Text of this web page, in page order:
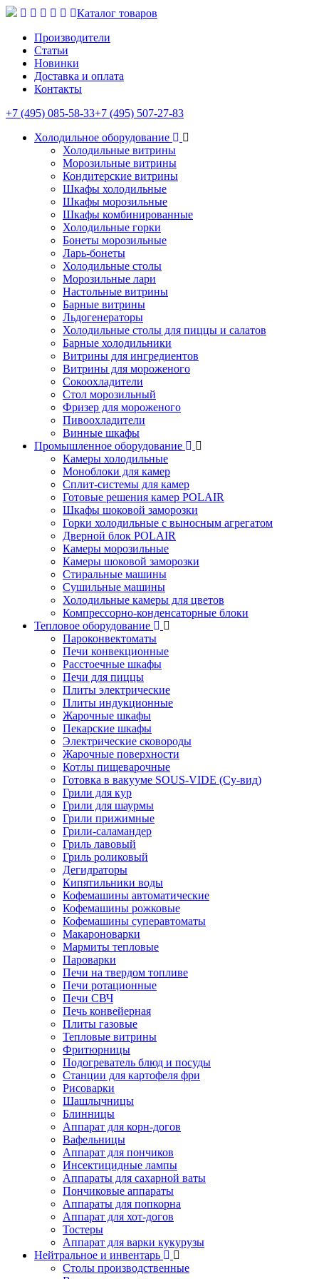
Каталог товаров
Производители
Статьи
Новинки
Доставка и оплата
Контакты
+7 (495) 085-58-33+7 (495) 507-27-83
Холодильное оборудование
Холодильные витрины
Морозильные витрины
Кондитерские витрины
Шкафы холодильные
Шкафы морозильные
Шкафы комбинированные
Холодильные горки
Бонеты морозильные
Ларь-бонеты
Холодильные столы
Морозильные лари
Настольные витрины
Барные витрины
Льдогенераторы
Холодильные столы для пиццы и салатов
Барные холодильники
Витрины для ингредиентов
Витрины для мороженого
Сокоохладители
Стол морозильный
Фризер для мороженого
Пивоохладители
Винные шкафы
Промышленное оборудование
Камеры холодильные
Моноблоки для камер
Сплит-системы для камер
Готовые решения камер POLAIR
Шкафы шоковой заморозки
Горки холодильные с выносным агрегатом
Дверной блок POLAIR
Камеры морозильные
Камеры шоковой заморозки
Стиральные машины
Сушильные машины
Холодильные камеры для цветов
Компрессорно-конденсаторные блоки
Тепловое оборудование
Пароконвектоматы
Печи конвекционные
Расстоечные шкафы
Печи для пиццы
Плиты электрические
Плиты индукционные
Жарочные шкафы
Пекарские шкафы
Электрические сковороды
Жарочные поверхности
Котлы пищеварочные
Готовка в вакууме SOUS-VIDE (Су-вид)
Грили для кур
Грили для шаурмы
Грили прижимные
Грили-саламандер
Гриль лавовый
Гриль роликовый
Дегидраторы
Кипятильники воды
Кофемашины автоматические
Кофемашины рожковые
Кофемашины суперавтоматы
Макароноварки
Мармиты тепловые
Пароварки
Печи на твердом топливе
Печи ротационные
Печи СВЧ
Печь конвейерная
Плиты газовые
Тепловые витрины
Фритюрницы
Подогреватель блюд и посуды
Станции для картофеля фри
Рисоварки
Шашлычницы
Блинницы
Аппарат для корн-догов
Вафельницы
Аппарат для пончиков
Инсектицидные лампы
Аппараты для сахарной ваты
Пончиковые аппараты
Аппараты для попкорна
Аппарат для хот-догов
Тостеры
Аппарат для варки кукурузы
Нейтральное и инвентарь
Столы производственные